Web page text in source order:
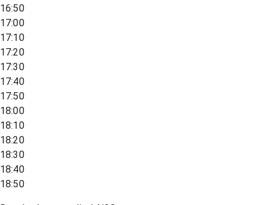
16:50
17:00
17:10
17:20
17:30
17:40
17:50
18:00
18:10
18:20
18:30
18:40
18:50